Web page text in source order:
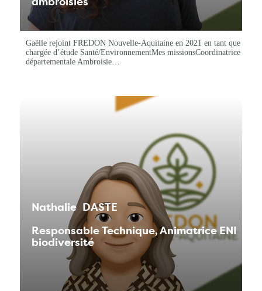
Gaëlle rejoint FREDON Nouvelle-Aquitaine en 2021 en tant que
chargée d’étude Santé/EnvironnementMes missionsCoordinatrice
départementale Ambroisie…
Nathalie DASTE
Responsable Technique, Animatrice ENI
biodiversité